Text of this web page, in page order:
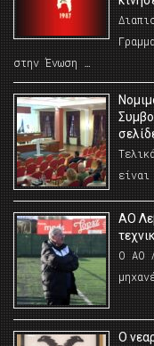
στην Ένωση …
ΑΟ
Ο ΑΟ
O